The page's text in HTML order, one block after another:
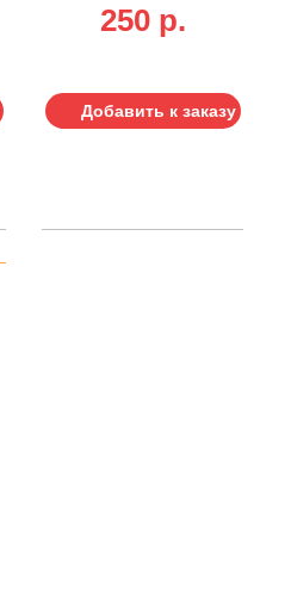
250 p.
Добавить к заказу